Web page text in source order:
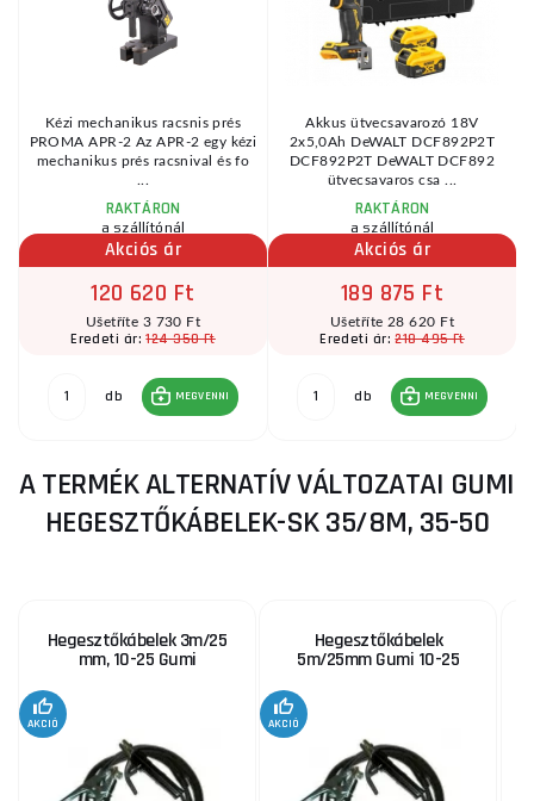
Kézi mechanikus racsnis prés
PROMA APR-2 Az APR-2 egy kézi
mechanikus prés racsnival és fo
RAKTÁRON
a szállítónál
Akciós ár
120 620 Ft
Ušetříte 3 730 Ft
Eredeti ár:124 350 Ft
db MEGVENNI
Akkus ütvecsavarozó 18V
2x5,0Ah DeWALT DCF892P2T
DCF892P2T DeWALT DCF892
ütvecsavaros csa ...
RAKTÁRON
a szállítónál
Akciós ár
189 875 Ft
Ušetříte 28 620 Ft
Eredeti ár:218 495 Ft
db MEGVENNI
A TERMÉK ALTERNATÍV VÁLTOZATAI GUMI
HEGESZTŐKÁBELEK-SK 35/8M, 35-50
Hegesztőkábelek 3m/25
mm, 10-25 Gumi
AKCIÓ
Hegesztőkábelek
5m/25mm Gumi 10-25
AKCIÓ